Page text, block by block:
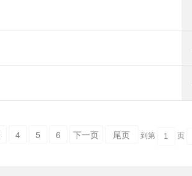
4 5 6 下一页 尾页 到第 页